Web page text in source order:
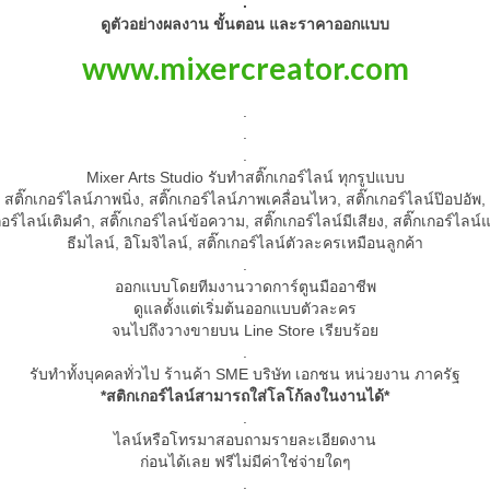
ดูตัวอย่างผลงาน ขั้นตอน และราคาออกแบบ
www.mixercreator.com
Mixer Arts Studio รับทำสติ๊กเกอร์ไลน์ ทุกรูปแบบ
สติ๊กเกอร์ไลน์ภาพนิ่ง, สติ๊กเกอร์ไลน์ภาพเคลื่อนไหว, สติ๊กเกอร์ไลน์ป๊อปอัพ,
อร์ไลน์เติมคำ, สติ๊กเกอร์ไลน์ข้อความ, สติ๊กเกอร์ไลน์มีเสียง, สติ๊กเกอร์ไลน์
ธีมไลน์, อิโมจิไลน์, สติ๊กเกอร์ไลน์ตัวละครเหมือนลูกค้า
ออกแบบโดยทีมงานวาดการ์ตูนมืออาชีพ
ดูแลตั้งแต่เริ่มต้นออกแบบตัวละคร
จนไปถึงวางขายบน Line Store เรียบร้อย
รับทำทั้งบุคคลทั่วไป ร้านค้า SME บริษัท เอกชน หน่วยงาน ภาครัฐ
*สติกเกอร์ไลน์สามารถใส่โลโก้ลงในงานได้*
ไลน์หรือโทรมาสอบถามรายละเอียดงาน
ก่อนได้เลย ฟรีไม่มีค่าใช่จ่ายใดๆ